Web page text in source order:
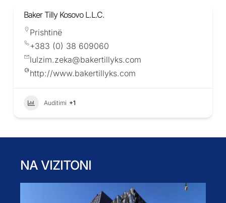
Baker Tilly Kosovo L.L.C.
Prishtinë
+383 (0) 38 609060
lulzim.zeka@bakertillyks.com
http://www.bakertillyks.com
Auditimi +1
NA VIZITONI